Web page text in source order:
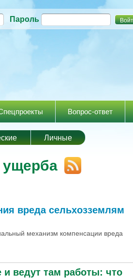
Перейти к
содержанию
Пароль
Вопрос-ответ
Личные
ущерба
вреда сельхозземлям
механизм компенсации вреда
ведут там работы: что